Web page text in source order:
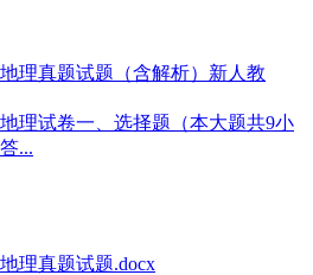
理真题试题（含解析）新人教
理试卷一、选择题（本大题共9小
...
理真题试题.docx